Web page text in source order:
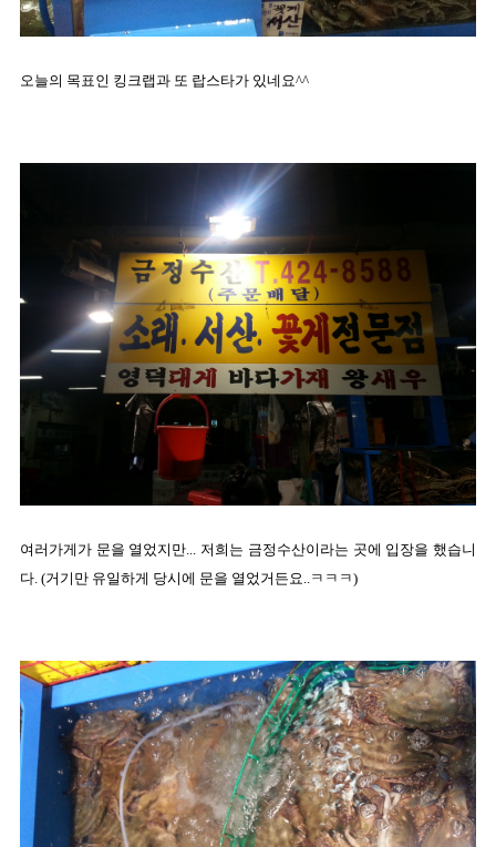
오늘의 목표인 킹크랩과 또 랍스타가 있네요^^
여러가게가 문을 열었지만... 저희는 금정수산이라는 곳에 입장을 했습니
다. (거기만 유일하게 당시에 문을 열었거든요..ㅋㅋㅋ)